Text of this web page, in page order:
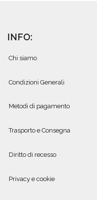
INFO:
Chi siamo
Condizioni Generali
Metodi di pagamento
Trasporto e Consegna
Diritto di recesso
Privacy e cookie